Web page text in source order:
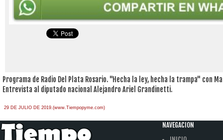
Programa de Radio Del Plata Rosario. "Hecha la ley, hecha la trampa" con
Entrevista al diputado nacional Alejandro Ariel Grandinetti.
29 DE JULIO DE 2019.(www.Tiempopyme.com)
NAVEGACION